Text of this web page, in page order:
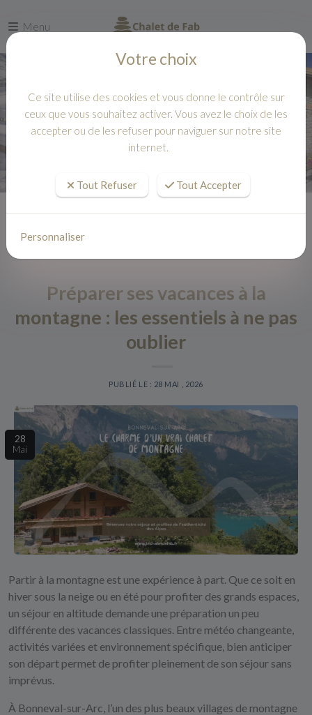
Menu
Préparer ses vacances à la
montagne : les essentiels à ne pas
oublier
PUBLIÉ LE : 28 MAI , 2026
28
Mai
Partir à la montagne est une expérience à part. Que ce soit en
hiver sous la neige ou en été pour profiter des grands espaces,
un séjour en altitude demande une préparation un peu
différente des vacances classiques. Entre météo changeante,
activités variées et environnement spécifique, bien anticiper
son départ permet de profiter pleinement de son séjour sans
imprévus.
À Bonneval-sur-Arc, l’un des plus beaux villages de montagne
Votre choix
Ce site utilise des cookies et vous donne le contrôle sur
ceux que vous souhaitez activer. Vous avez le choix de les
accepter ou de les refuser pour naviguer sur notre site
internet.
Tout Refuser Tout Accepter
Personnaliser